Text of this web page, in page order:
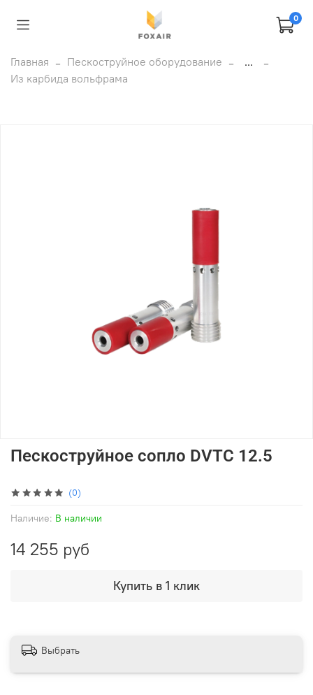
0
Главная Пескоструйное оборудование
...
Из карбида вольфрама
(0)
Наличие: В наличии
Пескоструйное сопло DVTC 12.5
14 255 руб
Купить в 1 клик
Выбрать